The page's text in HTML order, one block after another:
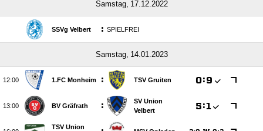
 
SSVg Velbert : SPIELFREI
 
 1.FC Monheim : TSV Gruiten :
 BV Gräfrath :
SV Union
Velbert
:
TSV Union